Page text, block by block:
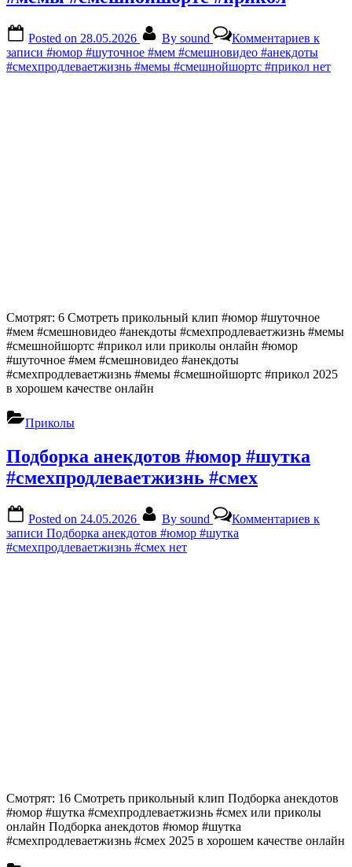
Posted on 28.05.2026 By sound Комментариев к
записи #юмор #шуточное #мем #смешновидео #анекдоты
#смехпродлеваетжизнь #мемы #смешнойшортс #прикол нет
Смотрят: 6 Смотреть прикольный клип #юмор #шуточное
#мем #смешновидео #анекдоты #смехпродлеваетжизнь #мемы
#смешнойшортс #прикол или приколы онлайн #юмор
#шуточное #мем #смешновидео #анекдоты
#смехпродлеваетжизнь #мемы #смешнойшортс #прикол 2025
в хорошем качестве онлайн
Приколы
Подборка анекдотов #юмор #шутка
#смехпродлеваетжизнь #смех
Posted on 24.05.2026 By sound Комментариев к
записи Подборка анекдотов #юмор #шутка
#смехпродлеваетжизнь #смех нет
Смотрят: 16 Смотреть прикольный клип Подборка анекдотов
#юмор #шутка #смехпродлеваетжизнь #смех или приколы
онлайн Подборка анекдотов #юмор #шутка
#смехпродлеваетжизнь #смех 2025 в хорошем качестве онлайн